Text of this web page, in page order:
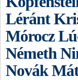
Léránt
Mórocz
Németh
Novák